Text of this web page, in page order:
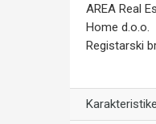
AREA Real
Home d.o.o.
Registarski
Karakteristike